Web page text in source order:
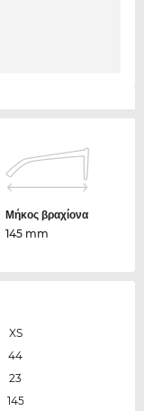
Μήκος βραχίονα
145 mm
XS
44
23
145